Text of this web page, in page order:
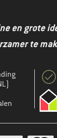
en grote
te